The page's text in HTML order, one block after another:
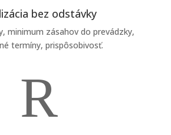
bez odstávky
minimum zásahov do prevádzky,
termíny, prispôsobivosť.
R